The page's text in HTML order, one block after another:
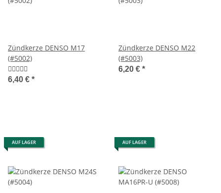
Zündkerze DENSO M17
(#5002)
6,40 € *
Zündkerze DENSO M22
(#5003)
6,20 € *
AUF LAGER AUF LAGER